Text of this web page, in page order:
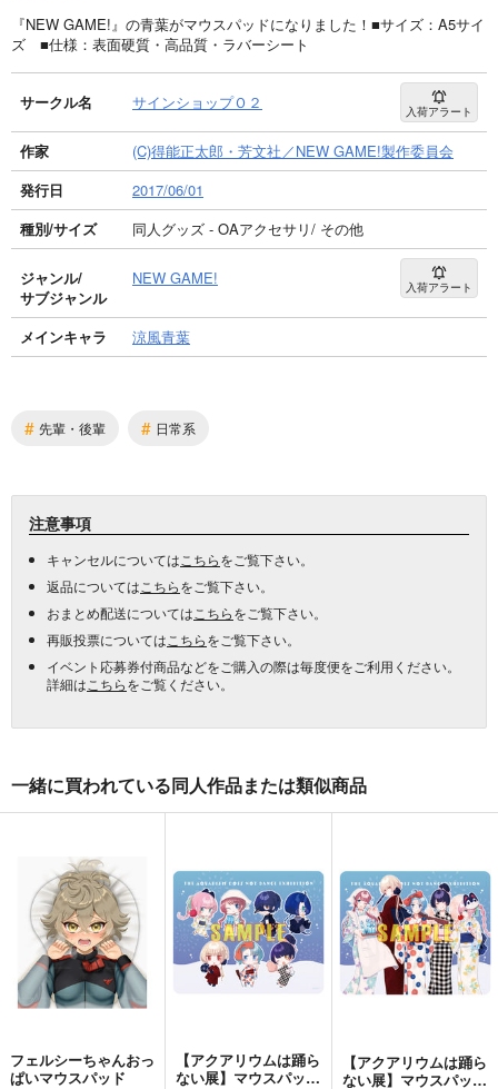
『NEW GAME!』の青葉がマウスパッドになりました！■サイズ：A5サイ
ズ ■仕様：表面硬質・高品質・ラバーシート
サークル名 サインショップＯ２ 入荷アラート
作家
(C)得能正太郎・芳文社／NEW GAME!製作委員会
発行日
2017/06/01
種別/サイズ
同人グッズ - OAアクセサリ/ その他
ジャンル/
サブジャンル
NEW GAME! 入荷アラート
メインキャラ 涼風青葉
# 先輩・後輩 # 日常系
注意事項
キャンセルについては こちらをご覧下さい。
返品については こちらをご覧下さい。
おまとめ配送については こちらをご覧下さい。
再販投票については こちらをご覧下さい。
イベント応募券付商品などをご購入の際は毎度便をご利用ください。
詳細は こちらをご覧ください。
一緒に買われている同人作品または類似商品
フェルシーちゃんおっ
ぱいマウスパッド
【アクアリウムは踊ら
ない展】マウスパッ
【アクアリウムは踊ら
ない展】マウスパッ